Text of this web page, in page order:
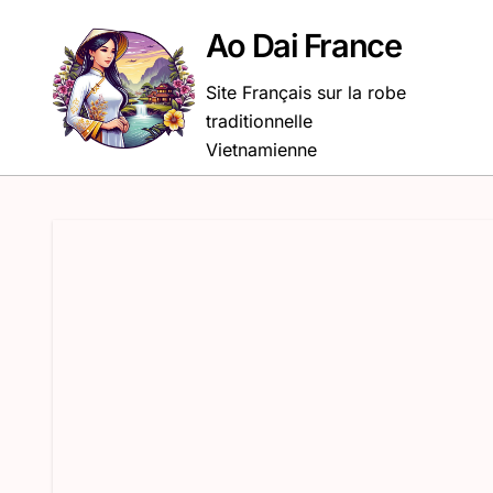
contenu
Ao Dai France
Site Français sur la robe
traditionnelle
Vietnamienne